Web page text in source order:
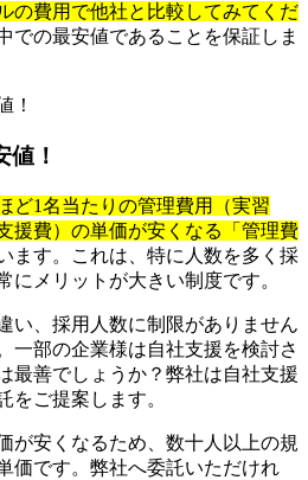
の費用で他社と比較してみてくだ
での最安値であることを保証しま
値！
ど1名当たりの管理費用（実習
援費）の単価が安くなる「管理費
ます。これは、特に人数を多く採
にメリットが大きい制度です。
い、採用人数に制限がありません
一部の企業様は自社支援を検討さ
最善でしょうか？弊社は自社支援
をご提案します。
が安くなるため、数十人以上の規
価です。弊社へ委託いただけれ